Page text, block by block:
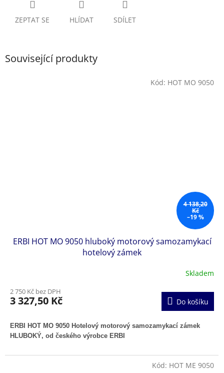
ZEPTAT SE HLÍDAT SDÍLET
Související produkty
4 138,20
Kč
–19 %
ERBI HOT MO 9050 hluboký motorový samozamykací
hotelový zámek
Skladem
2 750 Kč bez DPH
3 327,50 Kč Do košíku
ERBI HOT MO 9050 Hotelový motorový samozamykací zámek
HLUBOKÝ, od českého výrobce ERBI
Kód: HOT MO 9050
Kód: HOT ME 9050